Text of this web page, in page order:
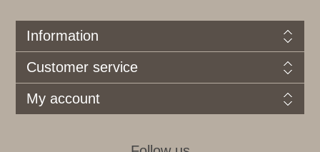
Information
Customer service
My account